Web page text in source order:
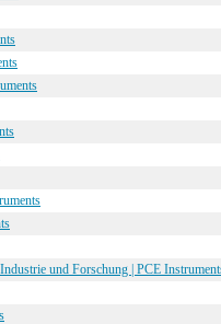
und Forschung | PCE